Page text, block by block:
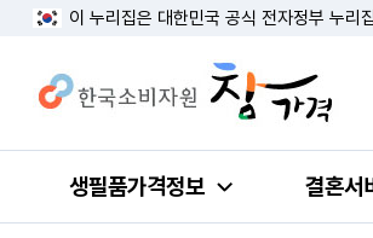
이 누리집은 대한민국 공식 전자정부 누리
생필품가격정보 결혼서